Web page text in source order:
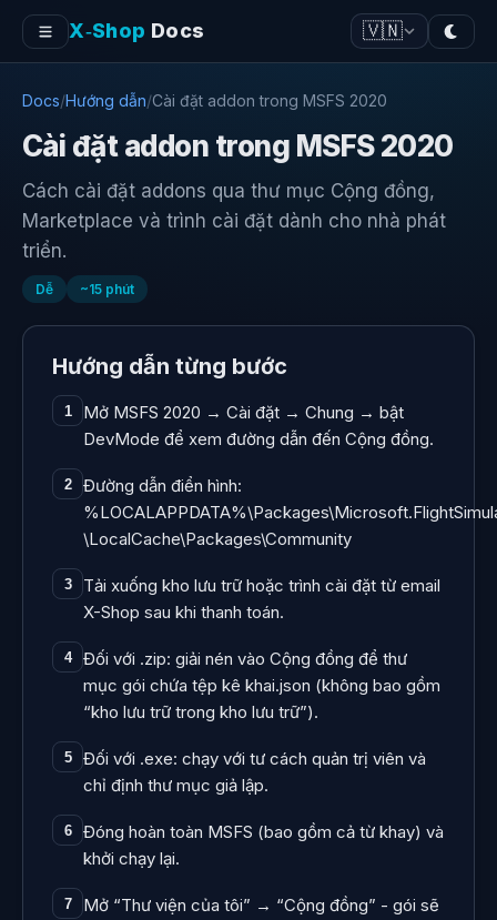
X‑Shop Docs 🇻🇳
Docs/Hướng dẫn/Cài đặt addon trong MSFS 2020
Cài đặt addon trong MSFS 2020
Cách cài đặt addons qua thư mục Cộng đồng,
Marketplace và trình cài đặt dành cho nhà phát
triển.
Dễ ~15 phút
Hướng dẫn từng bước
1
Mở MSFS 2020 → Cài đặt → Chung → bật
DevMode để xem đường dẫn đến Cộng đồng.
2
Đường dẫn điển hình:
\LocalCache\Packages\Community
3
Tải xuống kho lưu trữ hoặc trình cài đặt từ email
X-Shop sau khi thanh toán.
4
Đối với .zip: giải nén vào Cộng đồng để thư
mục gói chứa tệp kê khai.json (không bao gồm
“kho lưu trữ trong kho lưu trữ”).
5
Đối với .exe: chạy với tư cách quản trị viên và
chỉ định thư mục giả lập.
6
Đóng hoàn toàn MSFS (bao gồm cả từ khay) và
khởi chạy lại.
7
Mở “Thư viện của tôi” → “Cộng đồng” - gói sẽ